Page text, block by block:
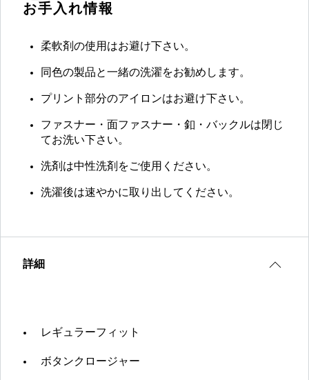
お手入れ情報
柔軟剤の使用はお避け下さい。
同色の製品と一緒の洗濯をお勧めします。
プリント部分のアイロンはお避け下さい。
ファスナー・面ファスナー・釦・バックルは閉じ
てお洗い下さい。
洗剤は中性洗剤をご使用ください。
洗濯後は速やかに取り出してください。
詳細
レギュラーフィット
ボタンクロージャー